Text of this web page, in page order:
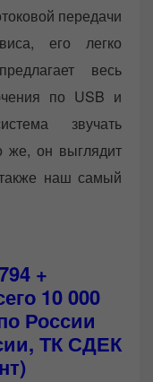
передачи
его легко
весь
по USB и
звучать
же, он выглядит
наш самый
+
10 000
России
ТК СДЕК